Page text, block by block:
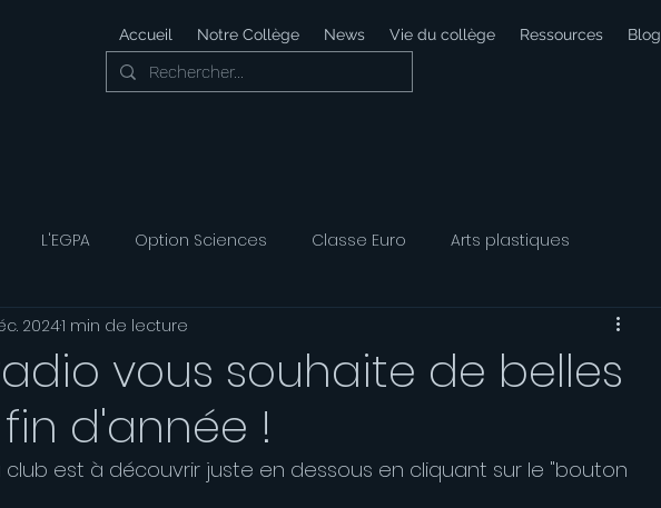
Accueil Notre Collège News Vie du collège Ressources Blog
L'EGPA Option Sciences Classe Euro Arts plastiques
Durable Voyage
Option Musique Option Théatre
vous souhaite de belles
d'année !
20241 min de lecture
est à découvrir juste en dessous en cliquant sur le "bouton